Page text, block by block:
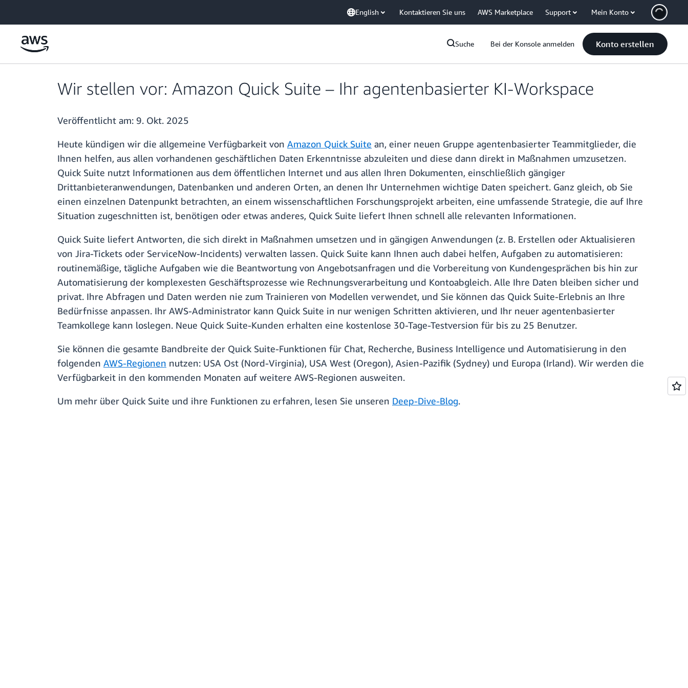
English Kontaktieren Sie uns AWS Marketplace Support Mein Konto
Suche Bei der Konsole anmelden Konto erstellen
Wir stellen vor: Amazon Quick Suite – Ihr agentenbasierter KI-Workspace
Veröffentlicht am: 9. Okt. 2025
Heute kündigen wir die allgemeine Verfügbarkeit von Amazon Quick Suite an, einer neuen Gruppe agentenbasierter Teammitglieder, die
Ihnen helfen, aus allen vorhandenen geschäftlichen Daten Erkenntnisse abzuleiten und diese dann direkt in Maßnahmen umzusetzen.
Quick Suite nutzt Informationen aus dem öffentlichen Internet und aus allen Ihren Dokumenten, einschließlich gängiger
Drittanbieteranwendungen, Datenbanken und anderen Orten, an denen Ihr Unternehmen wichtige Daten speichert. Ganz gleich, ob Sie
einen einzelnen Datenpunkt betrachten, an einem wissenschaftlichen Forschungsprojekt arbeiten, eine umfassende Strategie, die auf Ihre
Situation zugeschnitten ist, benötigen oder etwas anderes, Quick Suite liefert Ihnen schnell alle relevanten Informationen.
Quick Suite liefert Antworten, die sich direkt in Maßnahmen umsetzen und in gängigen Anwendungen (z. B. Erstellen oder Aktualisieren
von Jira-Tickets oder ServiceNow-Incidents) verwalten lassen. Quick Suite kann Ihnen auch dabei helfen, Aufgaben zu automatisieren:
routinemäßige, tägliche Aufgaben wie die Beantwortung von Angebotsanfragen und die Vorbereitung von Kundengesprächen bis hin zur
Automatisierung der komplexesten Geschäftsprozesse wie Rechnungsverarbeitung und Kontoabgleich. Alle Ihre Daten bleiben sicher und
privat. Ihre Abfragen und Daten werden nie zum Trainieren von Modellen verwendet, und Sie können das Quick Suite-Erlebnis an Ihre
Bedürfnisse anpassen. Ihr AWS-Administrator kann Quick Suite in nur wenigen Schritten aktivieren, und Ihr neuer agentenbasierter
Teamkollege kann loslegen. Neue Quick Suite-Kunden erhalten eine kostenlose 30-Tage-Testversion für bis zu 25 Benutzer.
Sie können die gesamte Bandbreite der Quick Suite-Funktionen für Chat, Recherche, Business Intelligence und Automatisierung in den
folgenden AWS-Regionen nutzen: USA Ost (Nord-Virginia), USA West (Oregon), Asien-Pazifik (Sydney) und Europa (Irland). Wir werden die
Verfügbarkeit in den kommenden Monaten auf weitere AWS-Regionen ausweiten.
Um mehr über Quick Suite und ihre Funktionen zu erfahren, lesen Sie unseren Deep-Dive-Blog.